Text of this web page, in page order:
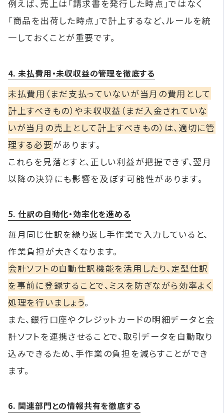
例えば、売上は「請求書を発行した時点」ではなく
「商品を出荷した時点」で計上するなど、ルールを統
一しておくことが重要です。
4. 未払費用・未収収益の管理を徹底する
未払費用（まだ支払っていないが当月の費用として
計上すべきもの）や未収収益（まだ入金されていな
いが当月の売上として計上すべきもの）は、適切に管
理する必要があります。
これらを見落とすと、正しい利益が把握できず、翌月
以降の決算にも影響を及ぼす可能性があります。
5. 仕訳の自動化・効率化を進める
毎月同じ仕訳を繰り返し手作業で入力していると、
作業負担が大きくなります。
会計ソフトの自動仕訳機能を活用したり、定型仕訳
を事前に登録することで、ミスを防ぎながら効率よく
処理を行いましょう。
また、銀行口座やクレジットカードの明細データと会
計ソフトを連携させることで、取引データを自動取り
込みできるため、手作業の負担を減らすことができ
ます。
6. 関連部門との情報共有を徹底する